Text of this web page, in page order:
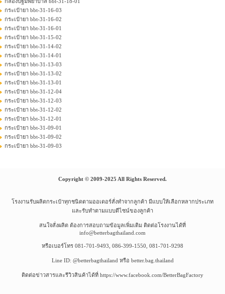
กระเป๋ายา bbt-31-16-03
กระเป๋ายา bbt-31-16-02
กระเป๋ายา bbt-31-16-01
กระเป๋ายา bbt-31-15-02
กระเป๋ายา bbt-31-14-02
กระเป๋ายา bbt-31-14-01
กระเป๋ายา bbt-31-13-03
กระเป๋ายา bbt-31-13-02
กระเป๋ายา bbt-31-13-01
กระเป๋ายา bbt-31-12-04
กระเป๋ายา bbt-31-12-03
กระเป๋ายา bbt-31-12-02
กระเป๋ายา bbt-31-12-01
กระเป๋ายา bbt-31-09-01
กระเป๋ายา bbt-31-09-02
กระเป๋ายา bbt-31-09-03
Copyright © 2009-2025 All Rights Reserved.
โรงงานรับผลิตกระเป๋าทุกชนิดตามออเดอร์สั่งทำจากลูกค้า มีแบบให้เลือกหลากประเภท
และรับทำตามแบบดีไซน์ของลูกค้า
สนใจสั่งผลิต ต้องการสอบถามข้อมูลเพิ่มเติม ติดต่อโรงงานได้ที่
info@betterbagthailand.com
หรือเบอร์โทร 081-701-9493, 086-399-1550, 081-701-9298
Line ID: @betterbagthailand หรือ better.bag.thailand
ติดต่อข่าวสารและรีวิวสินค้าได้ที่ https://www.facebook.com/BetterBagFactory